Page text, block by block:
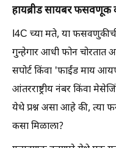
हायब्रीड सायबर
I4C च्या मते, या
गुन्हेगार आधी फोन चोरतात
सपोर्ट किंवा 'फाईंड माय
आंतरराष्ट्रीय नंबर किंवा
येथे प्रश्न असा आहे की, त्या
कसा मिळाला?